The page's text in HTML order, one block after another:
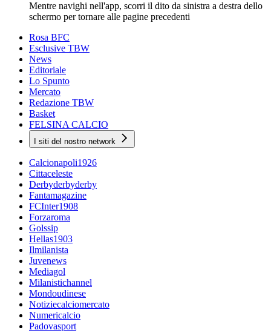
Mentre navighi nell'app, scorri il dito da sinistra a destra dello
schermo per tornare alle pagine precedenti
Rosa BFC
Esclusive TBW
News
Editoriale
Lo Spunto
Mercato
Redazione TBW
Basket
FELSINA CALCIO
I siti del nostro network
Calcionapoli1926
Cittaceleste
Derbyderbyderby
Fantamagazine
FCInter1908
Forzaroma
Golssip
Hellas1903
Ilmilanista
Juvenews
Mediagol
Milanistichannel
Mondoudinese
Notiziecalciomercato
Numericalcio
Padovasport